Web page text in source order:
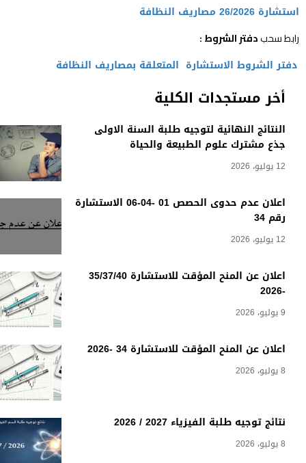
أخر مستجدات الكلية
النتائج النهائية لتوجيه طلبة السنة الاولى
جذع مشترك علوم الطبيعة والحياة
12 يوليو، 2026
اعلان عدم حدوى الحصص 01 -04-06 الاستشارة
رقم 34
12 يوليو، 2026
اعلان عن المنح المؤقت للاستشارة 35/37/40
-2026
9 يوليو، 2026
اعلان عن المنح المؤقت للاستشارة 34 -2026
8 يوليو، 2026
نتائج توجيه طلبة الفيزياء 2027 / 2026
8 يوليو، 2026
استشارة 26/2026 مصاريف النظافة
رابط سحبدفتر الشروط :
دفتر الشروط الاستشارة المتعلقة بمصاريف النظافة